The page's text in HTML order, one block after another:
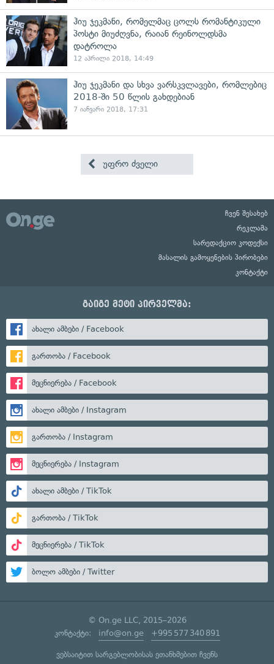
ჰიუ ჯეკმანი, რომელმაც ცოლს რომანტიკული
პოსტი მიუძღვნა, რაიან რეინოლდსმა
დატროლა
12 აპრილი 2018, 14:49
ჰიუ ჯეკმანი და სხვა ვარსკვლავები, რომლებიც
2018-ში 50 წლის გახდებიან
7 იანვარი 2018, 17:31
უფრო ძველი
ჩვენ შესახებ
რეკლამა
სარედაქციო კოდექსი
მასალის გამოყენების პირობები
კონტაქტი
გაიგე მეტი პირველმა:
ახალი ამბები / Facebook
გართობა / Facebook
მეცნიერება / Facebook
ახალი ამბები / Instagram
გართობა / Instagram
მეცნიერება / Instagram
ახალი ამბები / TikTok
გართობა / TikTok
მეცნიერება / TikTok
ბოლო ამბები / Twitter
© On.ge LLC, 2015–2026
კონტაქტი: info@on.ge +995 577 340 891
ვებსაიტით სარგებლობისას ეთანხმებით ჩვენს